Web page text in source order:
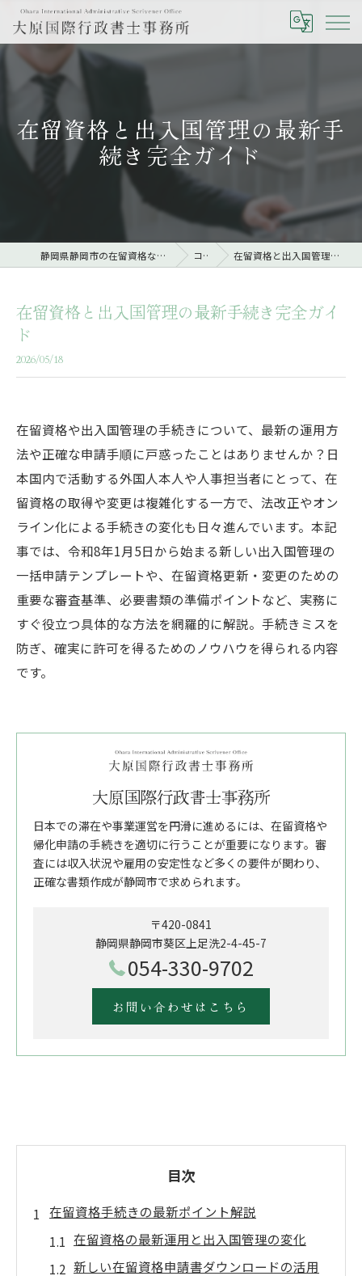
在留資格と出入国管理の最新手
続き完全ガイド
静岡県静岡市の在留資格なら大原国際行政書士事務所 コラム 在留資格と出入国管理の最新手続き完全ガイド
在留資格と出入国管理の最新手続き完全ガイ
ド
2026/05/18
在留資格や出入国管理の手続きについて、最新の運用方
法や正確な申請手順に戸惑ったことはありませんか？日
本国内で活動する外国人本人や人事担当者にとって、在
留資格の取得や変更は複雑化する一方で、法改正やオン
ライン化による手続きの変化も日々進んでいます。本記
事では、令和8年1月5日から始まる新しい出入国管理の
一括申請テンプレートや、在留資格更新・変更のための
重要な審査基準、必要書類の準備ポイントなど、実務に
すぐ役立つ具体的な方法を網羅的に解説。手続きミスを
防ぎ、確実に許可を得るためのノウハウを得られる内容
です。
大原国際行政書士事務所
日本での滞在や事業運営を円滑に進めるには、在留資格や
帰化申請の手続きを適切に行うことが重要になります。審
査には収入状況や雇用の安定性など多くの要件が関わり、
正確な書類作成が静岡市で求められます。
〒420-0841
静岡県静岡市葵区上足洗2-4-45-7
054-330-9702
お問い合わせはこちら
目次
在留資格手続きの最新ポイント解説
在留資格の最新運用と出入国管理の変化
新しい在留資格申請書ダウンロードの活用